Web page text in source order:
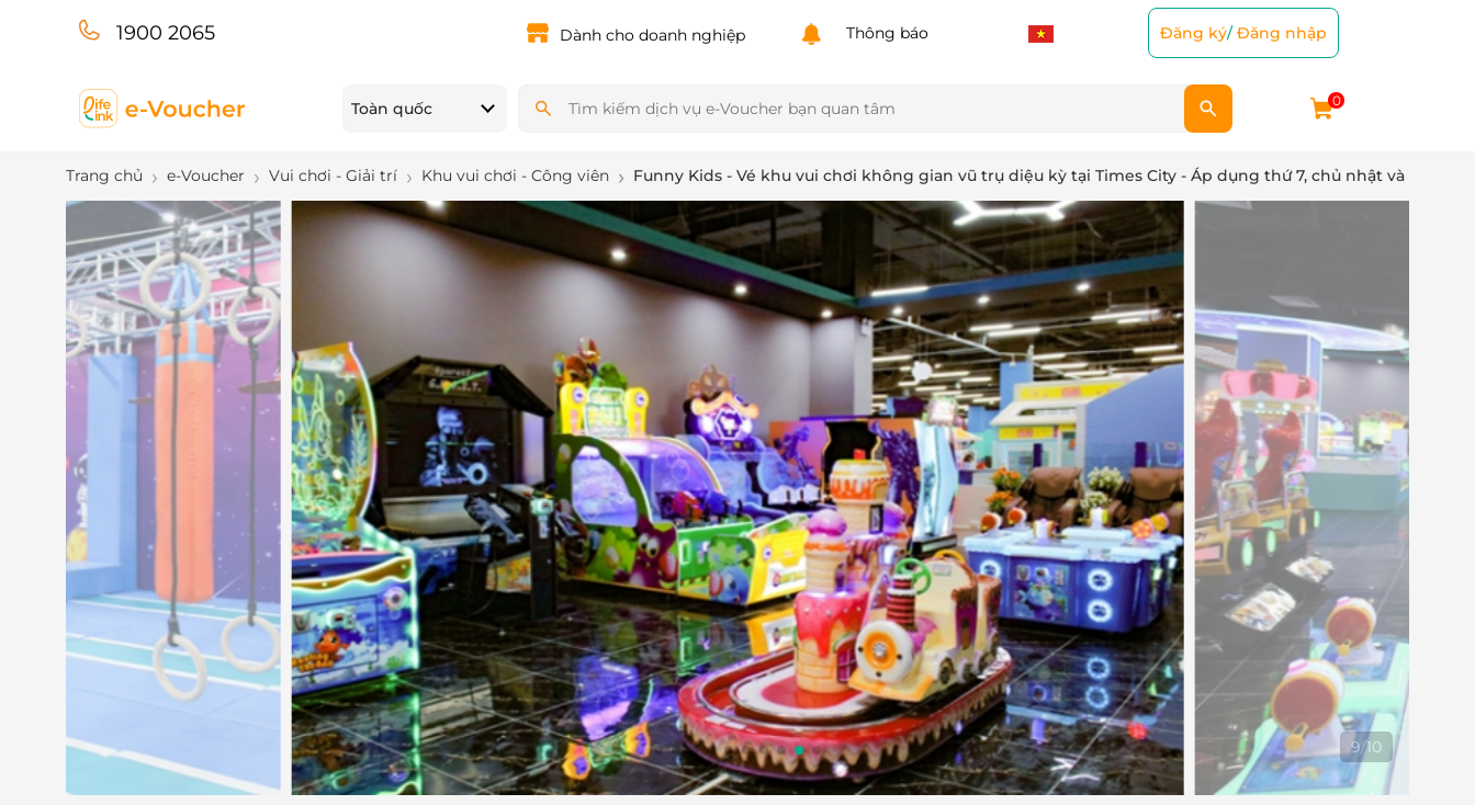
1900 2065 Dành cho doanh nghiệp Thông báo Đăng ký/Đăng nhập
Toàn quốc 0
Trang chủ e-Voucher Vui chơi - Giải trí Khu vui chơi - Công viên Funny Kids - Vé khu vui chơi không gian vũ trụ diệu kỳ tại Times City - Áp dụng thứ 7, chủ nhật và lễ tết
10/10